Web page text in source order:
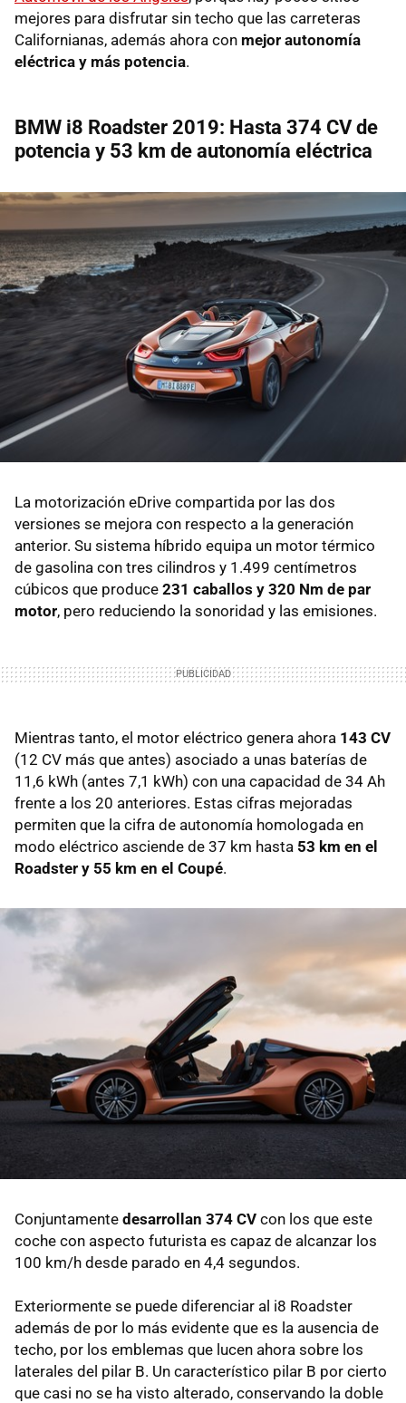
mejores para disfrutar sin techo que las carreteras
Californianas, además ahora con mejor autonomía
eléctrica y más potencia.
BMW i8 Roadster 2019: Hasta 374 CV de
potencia y 53 km de autonomía eléctrica
La motorización eDrive compartida por las dos
versiones se mejora con respecto a la generación
anterior. Su sistema híbrido equipa un motor térmico
de gasolina con tres cilindros y 1.499 centímetros
cúbicos que produce 231 caballos y 320 Nm de par
motor, pero reduciendo la sonoridad y las emisiones.
Mientras tanto, el motor eléctrico genera ahora 143 CV
(12 CV más que antes) asociado a unas baterías de
11,6 kWh (antes 7,1 kWh) con una capacidad de 34 Ah
frente a los 20 anteriores. Estas cifras mejoradas
permiten que la cifra de autonomía homologada en
modo eléctrico asciende de 37 km hasta 53 km en el
Roadster y 55 km en el Coupé.
Conjuntamente desarrollan 374 CV con los que este
coche con aspecto futurista es capaz de alcanzar los
100 km/h desde parado en 4,4 segundos.
Exteriormente se puede diferenciar al i8 Roadster
además de por lo más evidente que es la ausencia de
techo, por los emblemas que lucen ahora sobre los
laterales del pilar B. Un característico pilar B por cierto
que casi no se ha visto alterado, conservando la doble